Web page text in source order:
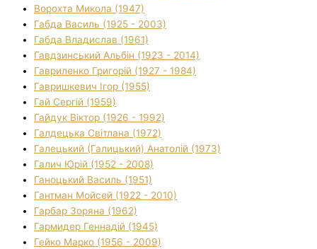
Ворохта Микола (1947)
Габда Василь (1925 - 2003)
Габда Владислав (1961)
Гавдзинський Альбін (1923 - 2014)
Гавриленко Григорій (1927 - 1984)
Гавришкевич Ігор (1955)
Гай Сергій (1959)
Гайдук Віктор (1926 - 1992)
Галдецька Світлана (1972)
Галецький (Галицький) Анатолій (1973)
Галич Юрій (1952 - 2008)
Ганоцький Василь (1951)
Гантман Мойсей (1922 - 2010)
Гарбар Зоряна (1962)
Гармидер Геннадій (1945)
Гейко Марко (1956 - 2009)